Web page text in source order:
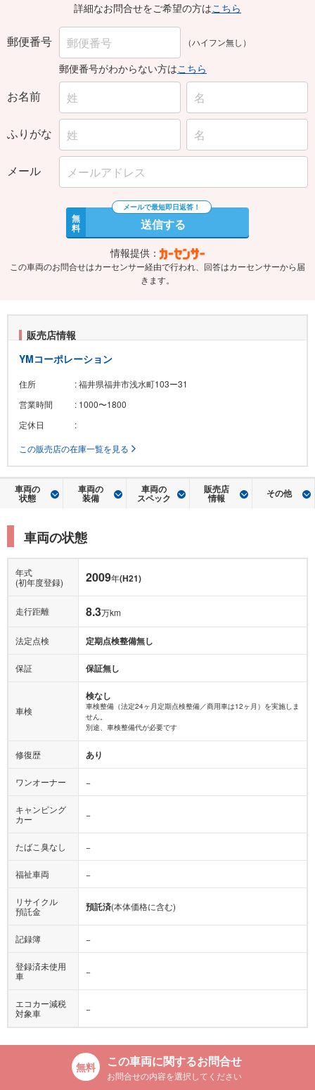
詳細なお問合せをご希望の方はこちら
郵便番号 （ハイフン無し）
郵便番号がわからない方はこちら
お名前
ふりがな
メール
無
料 送信する
情報提供：
この車両のお問合せはカーセンサー経由で行われ、回答はカーセンサーから届
きます。
販売店情報
YMコーポレーション
住所
: 福井県福井市浅水町103ー31
営業時間
: 1000〜1800
定休日
:
この販売店の在庫一覧を見る
車両の
状態
車両の
装備
車両の
スペック
販売店
情報 その他
車両の状態
年式
(初年度登録)
2009年(H21)
走行距離 8.3万km
法定点検 定期点検整備無し
保証 保証無し
車検
検なし
車検整備（法定24ヶ月定期点検整備／商用車は12ヶ月）を実施しま
せん。
別途、車検整備代が必要です
修復歴 あり
ワンオーナー −
キャンピング
カー
−
たばこ臭なし −
福祉車両 −
リサイクル
預託金
預託済(本体価格に含む)
記録簿 −
登録済未使用
車
−
エコカー減税
対象車
−
この車両に関するお問合せ
お問合せの内容を選択してください